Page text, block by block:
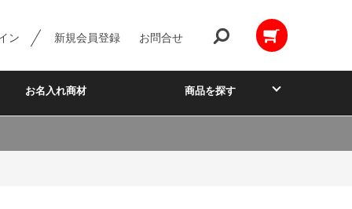
ン 新規会員登録 お問合せ
お名入れ商材 商品を探す